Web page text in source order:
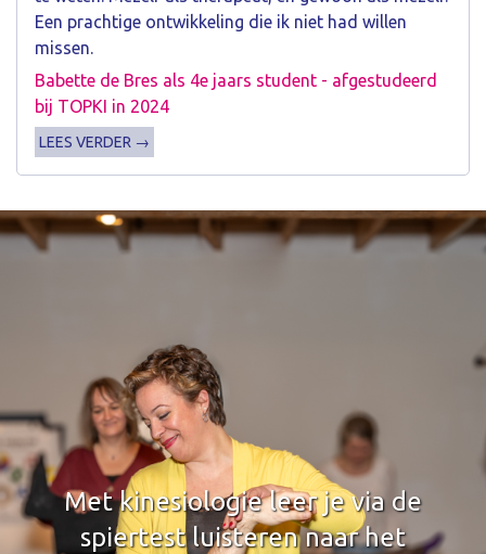
Een prachtige ontwikkeling die ik niet had willen
missen.
Babette de Bres als 4e jaars student - afgestudeerd
bij TOPKI in 2024
LEES VERDER →
Met kinesiologie leer je via de
spiertest luisteren naar het